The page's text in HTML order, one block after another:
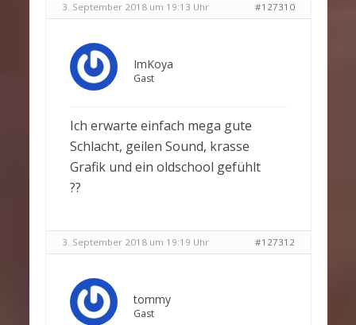
3. September 2018 um 19:13 Uhr #127310
ImKoya
Gast
Ich erwarte einfach mega gute
Schlacht, geilen Sound, krasse
Grafik und ein oldschool gefühlt
??
3. September 2018 um 19:19 Uhr #127312
tommy
Gast